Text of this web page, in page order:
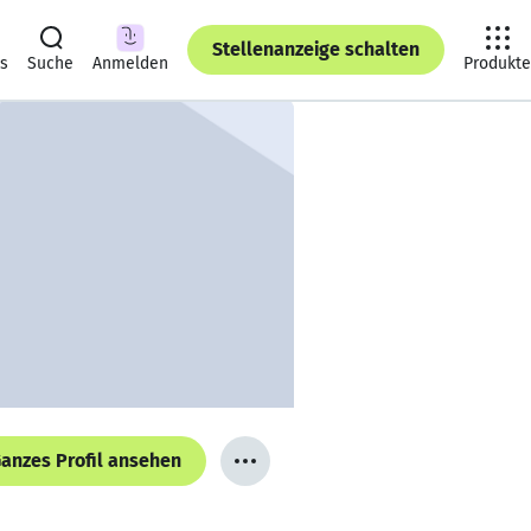
Suche Anmelden
Stellenanzeige schalten
Produkte
Profil ansehen